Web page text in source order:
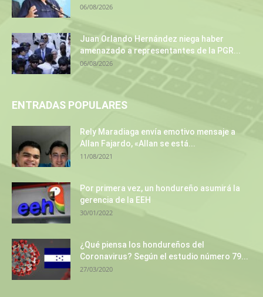
06/08/2026
Juan Orlando Hernández niega haber
amenazado a representantes de la PGR...
06/08/2026
ENTRADAS POPULARES
Rely Maradiaga envía emotivo mensaje a
Allan Fajardo, «Allan se está...
11/08/2021
Por primera vez, un hondureño asumirá la
gerencia de la EEH
30/01/2022
¿Qué piensa los hondureños del
Coronavirus? Según el estudio número 79...
27/03/2020